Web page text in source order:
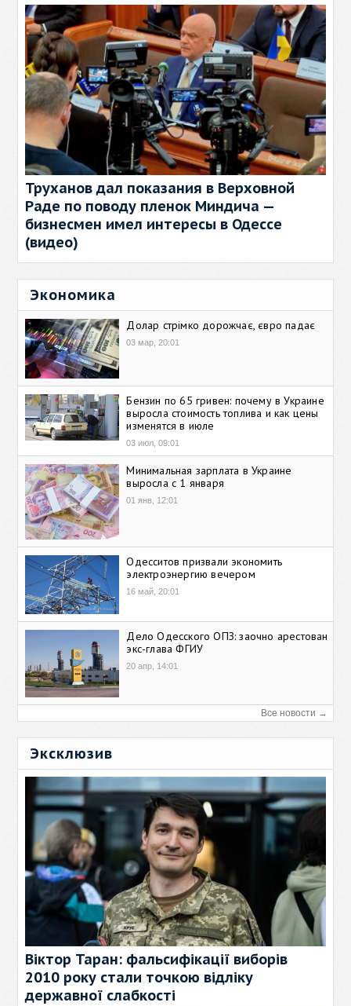
Труханов дал показания в Верховной
Раде по поводу пленок Миндича —
бизнесмен имел интересы в Одессе
(видео)
Экономика
Долар стрімко дорожчає, євро падає
03 мар, 20:01
Бензин по 65 гривен: почему в Украине
выросла стоимость топлива и как цены
изменятся в июле
03 июл, 09:01
Минимальная зарплата в Украине
выросла с 1 января
01 янв, 12:01
Одесситов призвали экономить
электроэнергию вечером
16 май, 20:01
Дело Одесского ОПЗ: заочно арестован
экс-глава ФГИУ
20 апр, 14:01
Все новости →
Эксклюзив
Віктор Таран: фальсифікації виборів
2010 року стали точкою відліку
державної слабкості